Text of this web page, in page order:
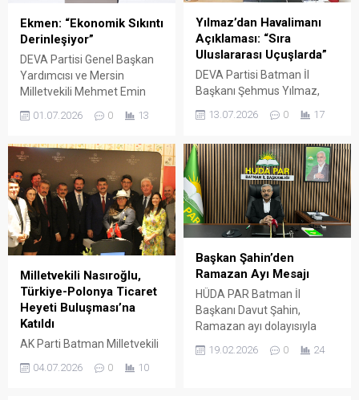
Ekmen: “Ekonomik Sıkıntı
Derinleşiyor”
DEVA Partisi Genel Başkan
Yardımcısı ve Mersin
Milletvekili Mehmet Emin
Türkiye'nin dört bir yanında
etkilediğini belirterek, üretim
ve tarımı önceleyen
politikalara ihtiyaç olduğunu
söyledi.
01.07.2026 0 13
Yılmaz’dan Havalimanı
Açıklaması: “Sıra
Uluslararası Uçuşlarda”
DEVA Partisi Batman İl
Başkanı Şehmus Yılmaz,
yayımlanan Cumhurbaşkanı
Havalimanı’nın uluslararası
giriş-çıkışlara açık "daimi
hava hudut kapısı" ilan
edilmesini büyük bir
memnuniyetle
karşıladıklarını belirtti.
13.07.2026 0 17
Milletvekili Nasıroğlu,
Türkiye-Polonya Ticaret
Heyeti Buluşması’na
Katıldı
AK Parti Batman Milletvekili
temasları kapsamında
04.07.2026 0 10
Başkan Şahin’den
Ramazan Ayı Mesajı
HÜDA PAR Batman İl
Başkanı Davut Şahin,
Ramazan ayı dolayısıyla
Perşembe günü mübarek
19.02.2026 0 24